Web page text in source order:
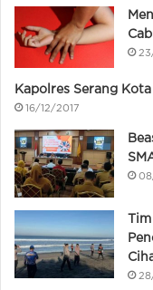
Kapolres Serang
16/12/2017